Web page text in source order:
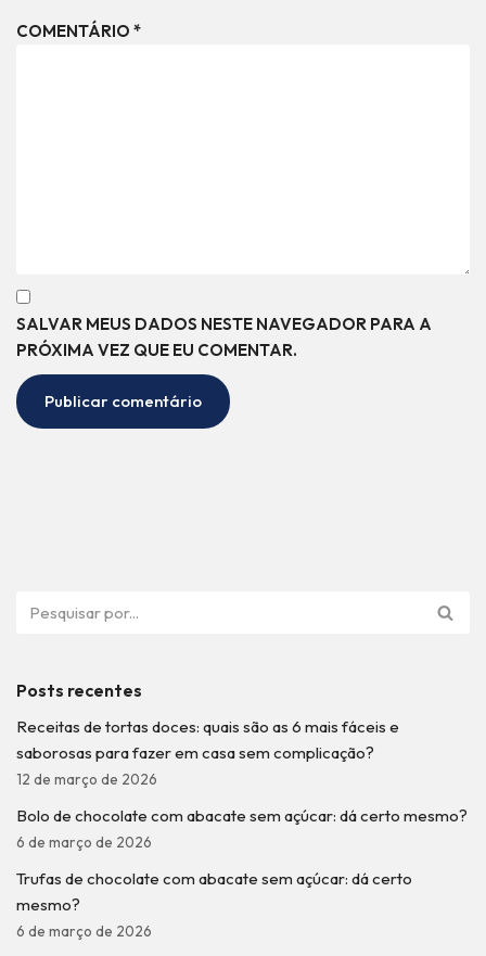
COMENTÁRIO *
SALVAR MEUS DADOS NESTE NAVEGADOR PARA A
PRÓXIMA VEZ QUE EU COMENTAR.
Posts recentes
Receitas de tortas doces: quais são as 6 mais fáceis e
saborosas para fazer em casa sem complicação?
12 de março de 2026
Bolo de chocolate com abacate sem açúcar: dá certo mesmo?
6 de março de 2026
Trufas de chocolate com abacate sem açúcar: dá certo
mesmo?
6 de março de 2026